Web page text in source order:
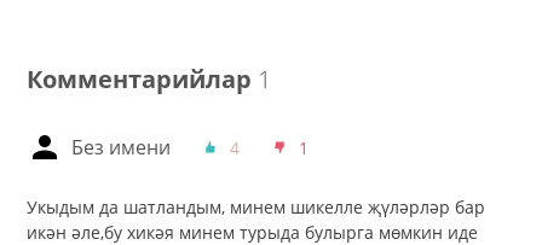
Комментарийлар 1
Без имени 4 1
Укыдым да шатландым, минем шикелле җүләрләр бар
икән әле,бу хикәя минем турыда булырга мөмкин иде